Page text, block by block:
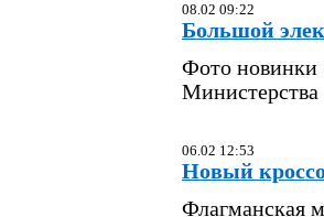
08.02 09:22
Большой
Фото новинки
06.02 12:53
Новый
Флагманская